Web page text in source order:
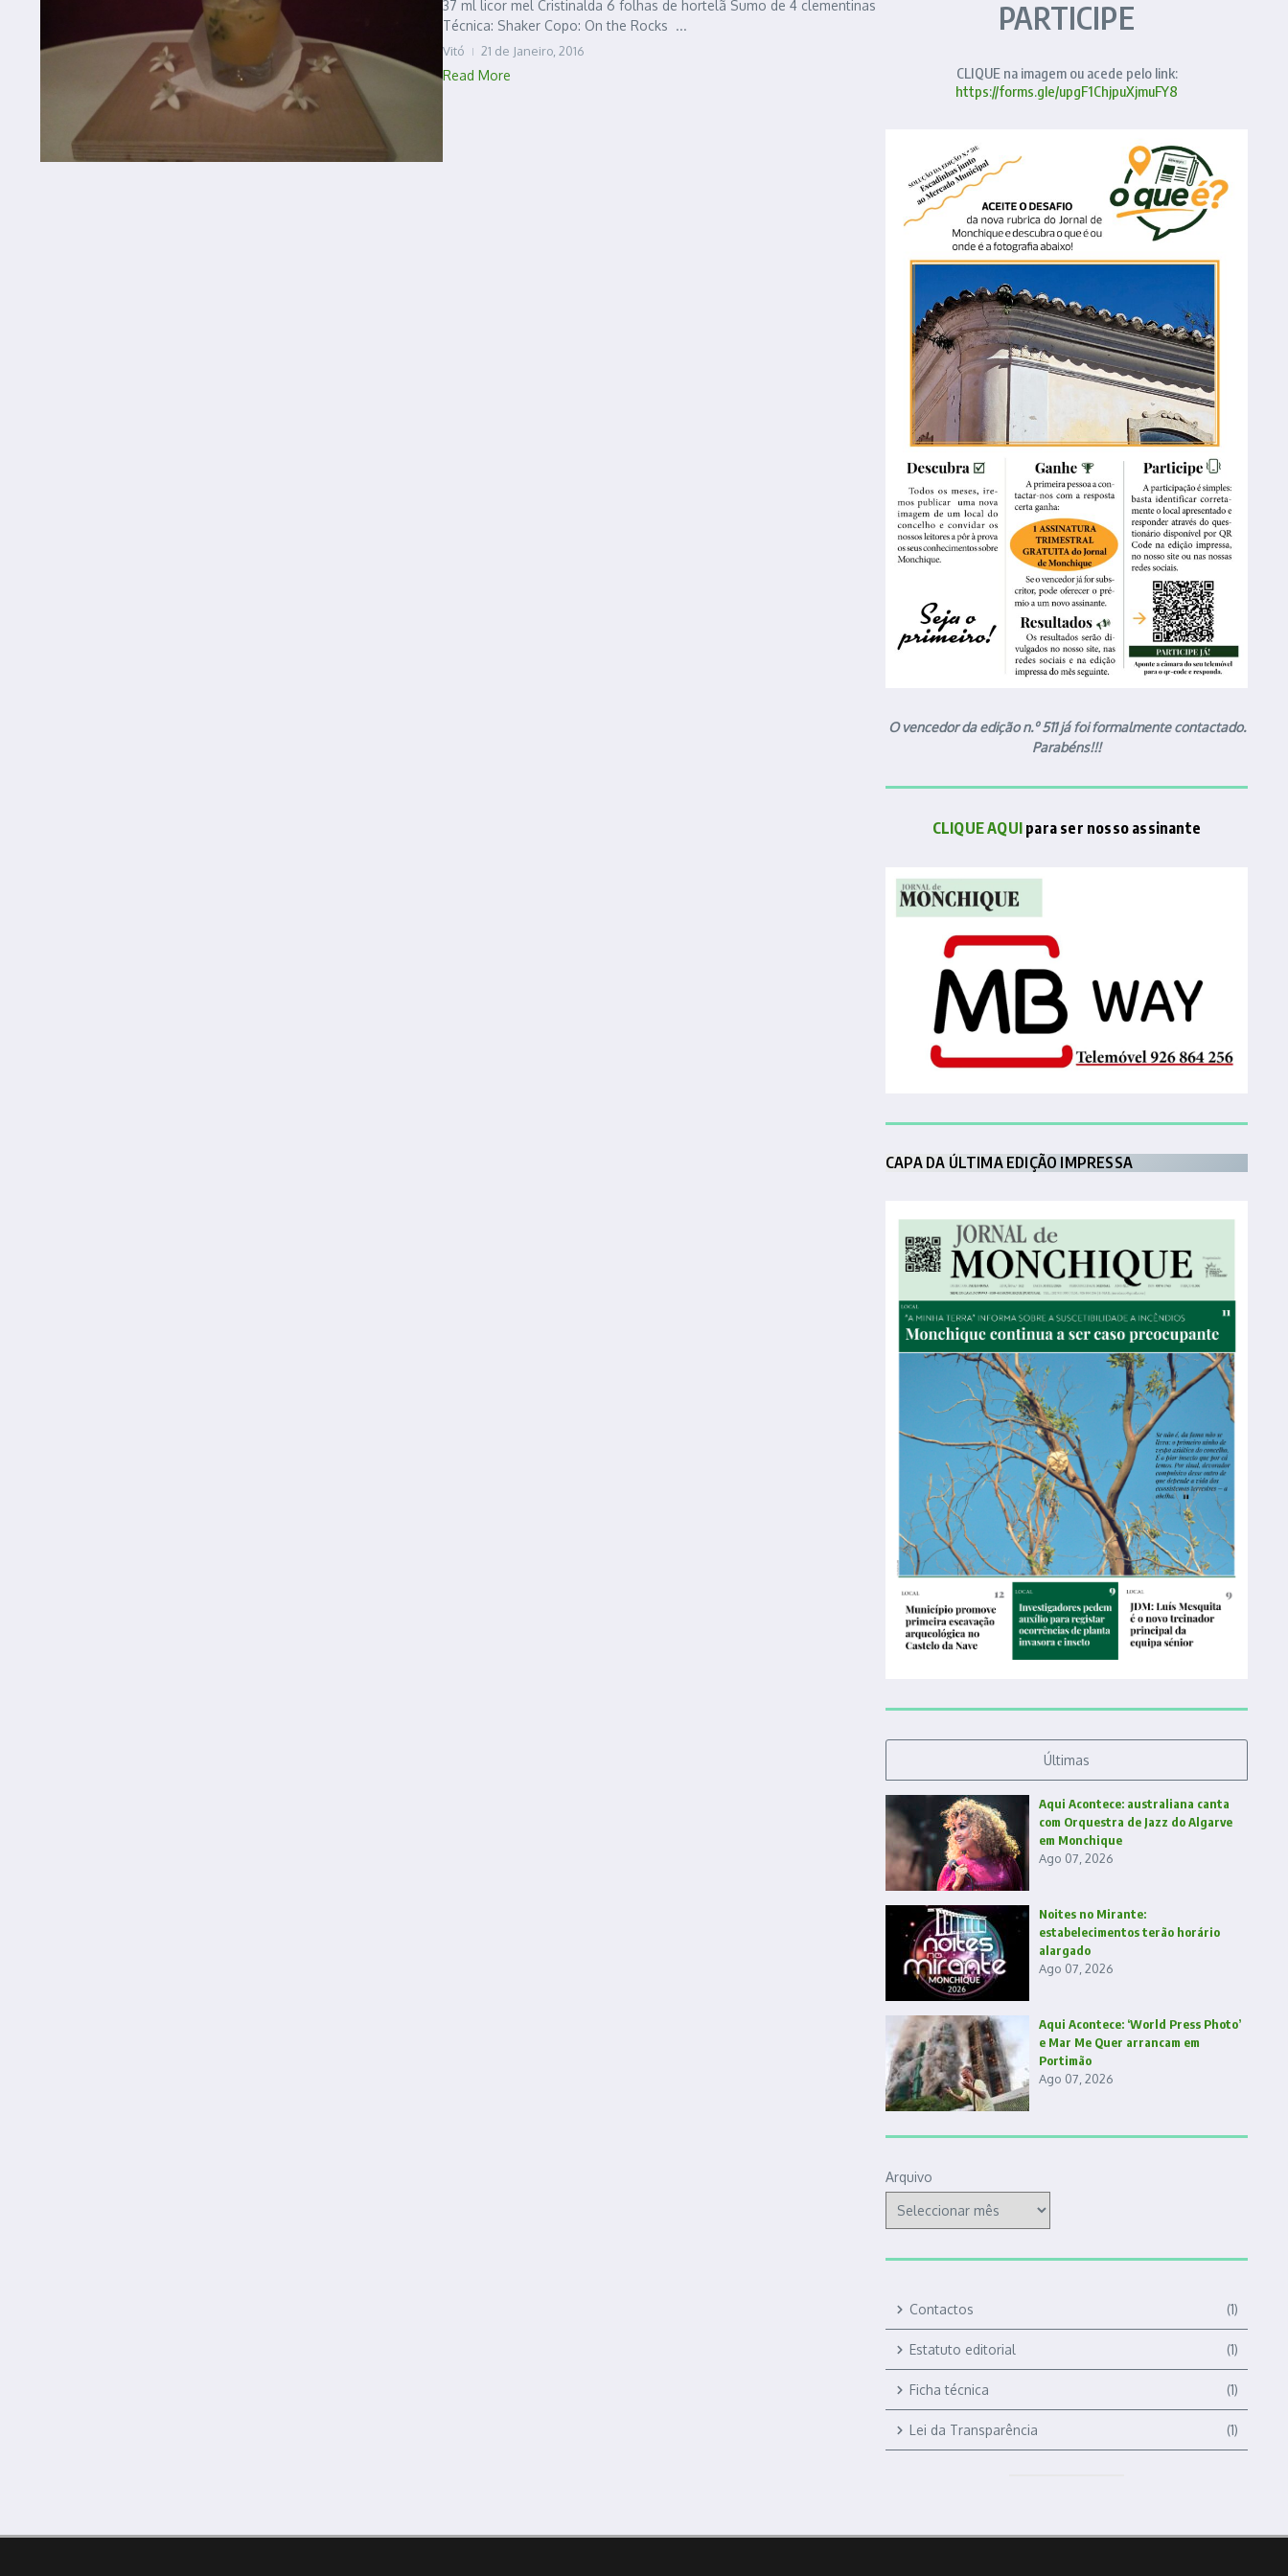
37 ml licor mel Cristinalda 6 folhas de hortelã Sumo de 4 clementinas
Técnica: Shaker Copo: On the Rocks ...
Vitó 21 de Janeiro, 2016
Read More
PARTICIPE
CLIQUE na imagem ou acede pelo link:
https://forms.gle/upgF1ChjpuXjmuFY8
O vencedor da edição n.º 511 já foi formalmente contactado.
Parabéns!!!
CLIQUE AQUI para ser nosso assinante
CAPA DA ÚLTIMA EDIÇÃO IMPRESSA
Últimas
Aqui Acontece: australiana canta
com Orquestra de Jazz do Algarve
em Monchique
Ago 07, 2026
Noites no Mirante:
estabelecimentos terão horário
alargado
Ago 07, 2026
Aqui Acontece: ‘World Press Photo’
e Mar Me Quer arrancam em
Portimão
Ago 07, 2026
Arquivo
Contactos (1)
Estatuto editorial (1)
Ficha técnica (1)
Lei da Transparência (1)